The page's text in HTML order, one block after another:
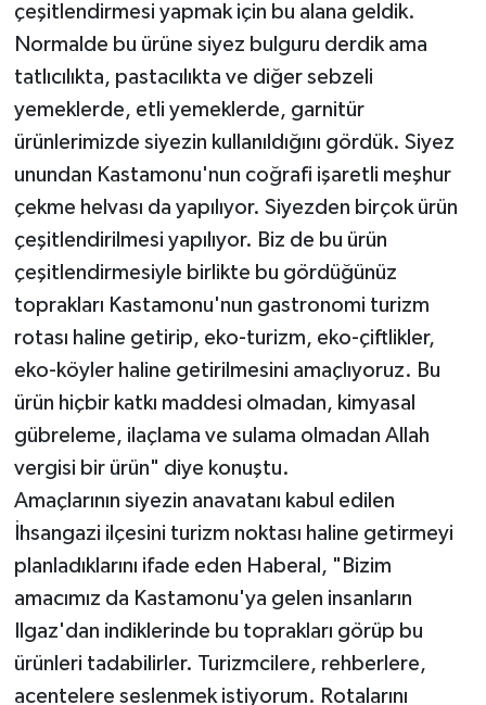
çeşitlendirmesi yapmak için bu alana geldik.
Normalde bu ürüne siyez bulguru derdik ama
tatlıcılıkta, pastacılıkta ve diğer sebzeli
yemeklerde, etli yemeklerde, garnitür
ürünlerimizde siyezin kullanıldığını gördük. Siyez
unundan Kastamonu'nun coğrafi işaretli meşhur
çekme helvası da yapılıyor. Siyezden birçok ürün
çeşitlendirilmesi yapılıyor. Biz de bu ürün
çeşitlendirmesiyle birlikte bu gördüğünüz
toprakları Kastamonu'nun gastronomi turizm
rotası haline getirip, eko-turizm, eko-çiftlikler,
eko-köyler haline getirilmesini amaçlıyoruz. Bu
ürün hiçbir katkı maddesi olmadan, kimyasal
gübreleme, ilaçlama ve sulama olmadan Allah
vergisi bir ürün" diye konuştu.
Amaçlarının siyezin anavatanı kabul edilen
İhsangazi ilçesini turizm noktası haline getirmeyi
planladıklarını ifade eden Haberal, "Bizim
amacımız da Kastamonu'ya gelen insanların
Ilgaz'dan indiklerinde bu toprakları görüp bu
ürünleri tadabilirler. Turizmcilere, rehberlere,
acentelere seslenmek istiyorum. Rotalarını